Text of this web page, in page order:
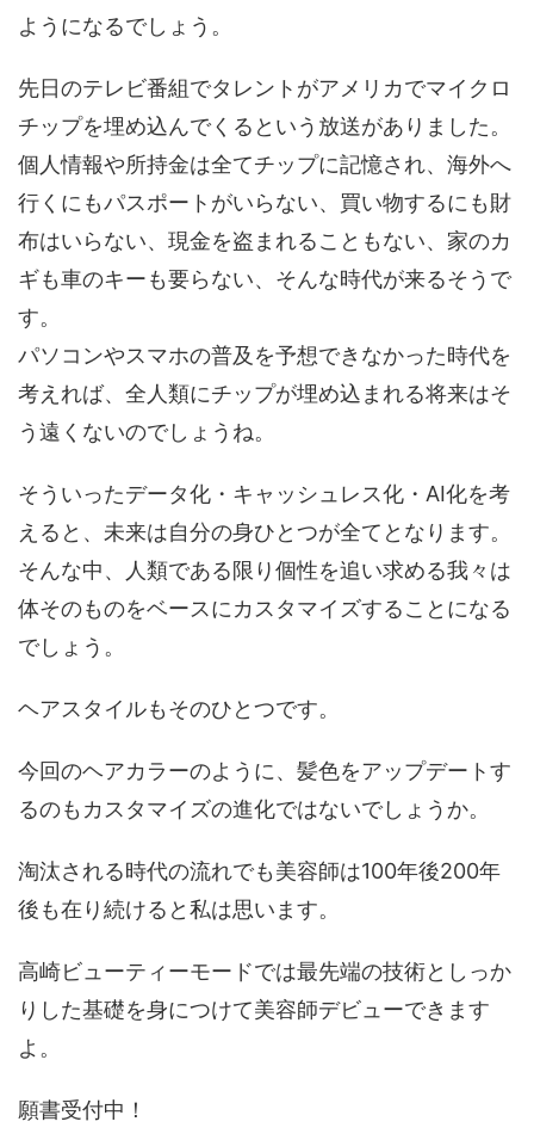
ようになるでしょう。
先日のテレビ番組でタレントがアメリカでマイクロ
チップを埋め込んでくるという放送がありました。
個人情報や所持金は全てチップに記憶され、海外へ
行くにもパスポートがいらない、買い物するにも財
布はいらない、現金を盗まれることもない、家のカ
ギも車のキーも要らない、そんな時代が来るそうで
す。
パソコンやスマホの普及を予想できなかった時代を
考えれば、全人類にチップが埋め込まれる将来はそ
う遠くないのでしょうね。
そういったデータ化・キャッシュレス化・AI化を考
えると、未来は自分の身ひとつが全てとなります。
そんな中、人類である限り個性を追い求める我々は
体そのものをベースにカスタマイズすることになる
でしょう。
ヘアスタイルもそのひとつです。
今回のヘアカラーのように、髪色をアップデートす
るのもカスタマイズの進化ではないでしょうか。
淘汰される時代の流れでも美容師は100年後200年
後も在り続けると私は思います。
高崎ビューティーモードでは最先端の技術としっか
りした基礎を身につけて美容師デビューできます
よ。
願書受付中！